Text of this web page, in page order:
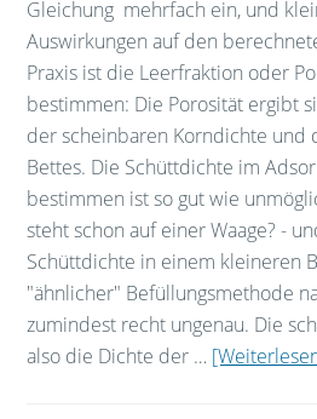
Gleichung mehrfach ein, und
Auswirkungen auf den
Praxis ist die Leerfraktion oder
bestimmen: Die Porosität ergibt
der scheinbaren Korndichte und
Bettes. Die Schüttdichte im
bestimmen ist so gut wie
steht schon auf einer Waage? -
Schüttdichte in einem kleineren
"ähnlicher" Befüllungsmethode
zumindest recht ungenau. Die
also die Dichte der …